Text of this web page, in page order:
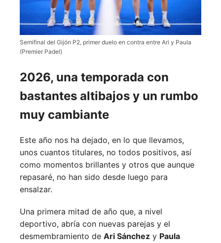
Semifinal del Gijón P2, primer duelo en contra entre Ari y Paula
(Premier Padel)
2026, una temporada con
bastantes altibajos y un rumbo
muy cambiante
Este año nos ha dejado, en lo que llevamos,
unos cuantos titulares, no todos positivos, así
como momentos brillantes y otros que aunque
repasaré, no han sido desde luego para
ensalzar.
Una primera mitad de año que, a nivel
deportivo, abría con nuevas parejas y el
desmembramiento de Ari Sánchez y Paula